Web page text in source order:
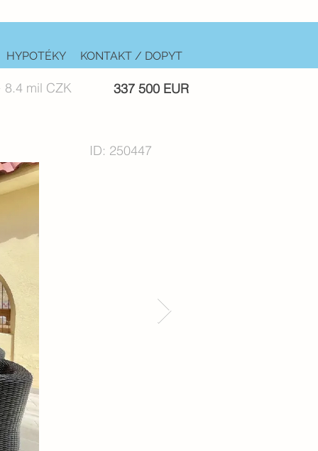
HYPOTÉKY KONTAKT / DOPYT
8.4 mil CZK 337 500 EUR
ID: 250447